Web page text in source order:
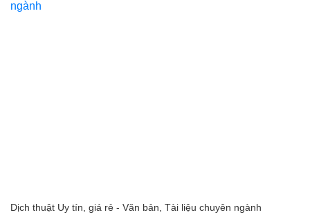
Dịch thuật Uy tín, giá rẻ - Văn bản, Tài liệu chuyên ngành